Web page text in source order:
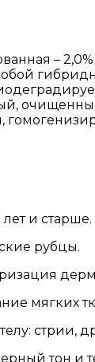
–
лет и старше.
рубцы.
мягких
стрии,
тон и